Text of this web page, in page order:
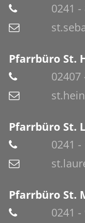
0241 -
Pfarrbüro St.
02407
Pfarrbüro St.
0241 -
Pfarrbüro St.
0241 -